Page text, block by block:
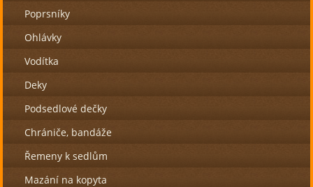
Poprsníky
Ohlávky
Vodítka
Deky
Podsedlové dečky
Chrániče, bandáže
Řemeny k sedlům
Mazání na kopyta